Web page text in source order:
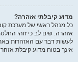
מדוע קיבלתי אזהרה?
כל מנהל ראשי של מערכת
לעשות דבר עם האזהרות
אינך בטוח מדוע קיבלת